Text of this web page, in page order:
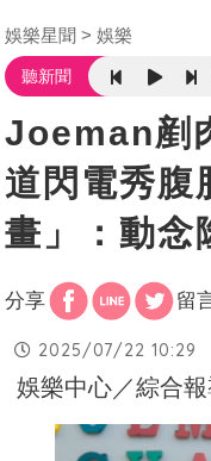
娛樂星聞 娛樂
聽新聞
Joeman剷
道閃電秀
畫」：動念
分享 留
2025/07/22 10:29
娛樂中心／綜合